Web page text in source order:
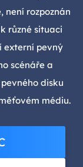
není rozpoznán
různé situaci
externí pevný
scénáře a
disku
médiu.